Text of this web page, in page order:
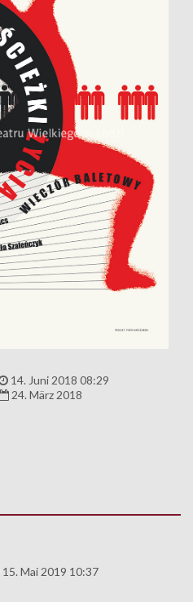
14. Juni 2018 08:29
24. März 2018
15. Mai 2019 10:37